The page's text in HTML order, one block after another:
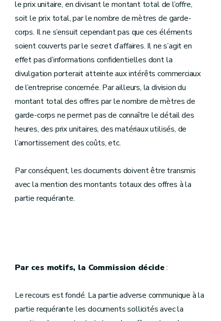
le prix unitaire, en divisant le montant total de l’offre,
soit le prix total, par le nombre de mètres de garde-
corps. Il ne s’ensuit cependant pas que ces éléments
soient couverts par le secret d’affaires. Il ne s’agit en
effet pas d’informations confidentielles dont la
divulgation porterait atteinte aux intérêts commerciaux
de l’entreprise concernée. Par ailleurs, la division du
montant total des offres par le nombre de mètres de
garde-corps ne permet pas de connaître le détail des
heures, des prix unitaires, des matériaux utilisés, de
l’amortissement des coûts, etc.
Par conséquent, les documents doivent être transmis
avec la mention des montants totaux des offres à la
partie requérante.
Par ces motifs, la Commission décide:
Le recours est fondé. La partie adverse communique à la
partie requérante les documents sollicités avec la